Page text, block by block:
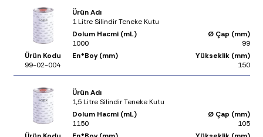
Ürün Adı
1 Litre Silindir Teneke Kutu
Dolum Hacmi (mL)
1000
Ø Çap (mm)
99
Ürün Kodu
99-02-004
En*Boy (mm)
Yükseklik (mm)
150
Ürün Adı
1,5 Litre Silindir Teneke Kutu
Dolum Hacmi (mL)
1150
Ø Çap (mm)
105